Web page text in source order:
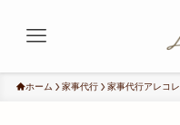
ホーム 家事代行 家事代行アレコレ